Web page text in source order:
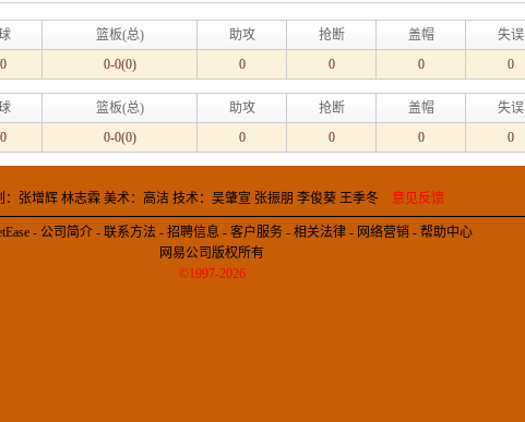
篮板(总) 助攻 抢断 盖帽 失误
0-0(0) 0 0 0 0
篮板(总) 助攻 抢断 盖帽 失误
0-0(0) 0 0 0 0
：张增辉 林志霖 美术：高洁 技术：吴肇宣 张振朋 李俊葵 王季冬 意见反馈
- 公司简介 - 联系方法 - 招聘信息 - 客户服务 - 相关法律 - 网络营销 - 帮助中心
网易公司版权所有
©1997-2026